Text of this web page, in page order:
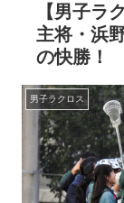
【男子ラ
主将・浜
の快勝！
男子ラクロス